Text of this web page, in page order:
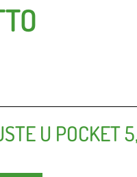
U POCKET